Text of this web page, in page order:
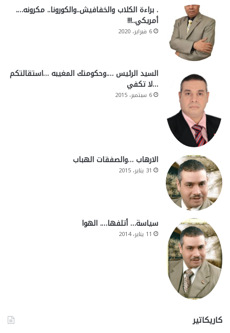
. براءة الكلاب والخفافيش..والكورونا.. مكرونه….
أمريكي..!!!
6 فبراير، 2020
السيد الرئيس ….وحكومتك المغيبه …استقالتكم
…لا تكفي
6 سبتمبر، 2015
الارهاب …والصفقات الهباب
31 يناير، 2015
سياسة… أتلفها…. الهوا
11 يناير، 2014
كاريكاتير